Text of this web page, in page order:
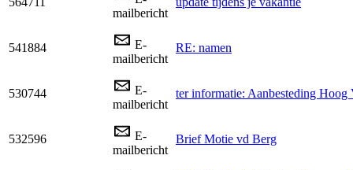
mailbericht
541884
E-
mailbericht
RE: namen
530744
E-
mailbericht
ter informatie: Aanbesteding Hoog
532596
E-
mailbericht
Brief Motie vd Berg